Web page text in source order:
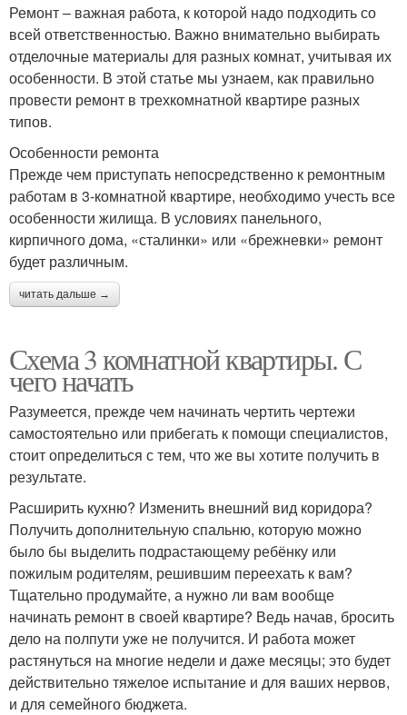
Ремонт – важная работа, к которой надо подходить со
всей ответственностью. Важно внимательно выбирать
отделочные материалы для разных комнат, учитывая их
особенности. В этой статье мы узнаем, как правильно
провести ремонт в трехкомнатной квартире разных
типов.
Особенности ремонта
Прежде чем приступать непосредственно к ремонтным
работам в 3-комнатной квартире, необходимо учесть все
особенности жилища. В условиях панельного,
кирпичного дома, «сталинки» или «брежневки» ремонт
будет различным.
читать дальше →
Схема 3 комнатной квартиры. С
чего начать
Разумеется, прежде чем начинать чертить чертежи
самостоятельно или прибегать к помощи специалистов,
стоит определиться с тем, что же вы хотите получить в
результате.
Расширить кухню? Изменить внешний вид коридора?
Получить дополнительную спальню, которую можно
было бы выделить подрастающему ребёнку или
пожилым родителям, решившим переехать к вам?
Тщательно продумайте, а нужно ли вам вообще
начинать ремонт в своей квартире? Ведь начав, бросить
дело на полпути уже не получится. И работа может
растянуться на многие недели и даже месяцы; это будет
действительно тяжелое испытание и для ваших нервов,
и для семейного бюджета.